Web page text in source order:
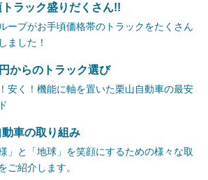
トラック盛りだくさん!!
ープがお手頃価格帯のトラックをたくさん
ました！
からのトラック選び
安く！機能に軸を置いた栗山自動車の最安
車の取り組み
様」と「地球」を笑顔にするための様々な取
ご紹介します。